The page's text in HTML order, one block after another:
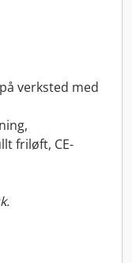
verksted med
friløft, CE-